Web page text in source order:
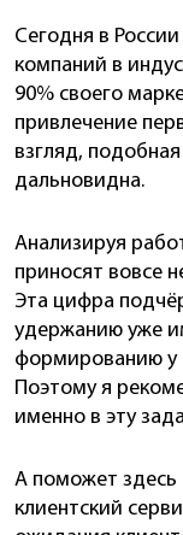
Сегодня в
компаний в
90% своего
привлечение
взгляд,
дальновидна.
Анализируя
приносят вовсе
Эта цифра
удержанию уже
формированию у
Поэтому я
именно в эту
А поможет здесь
клиентский